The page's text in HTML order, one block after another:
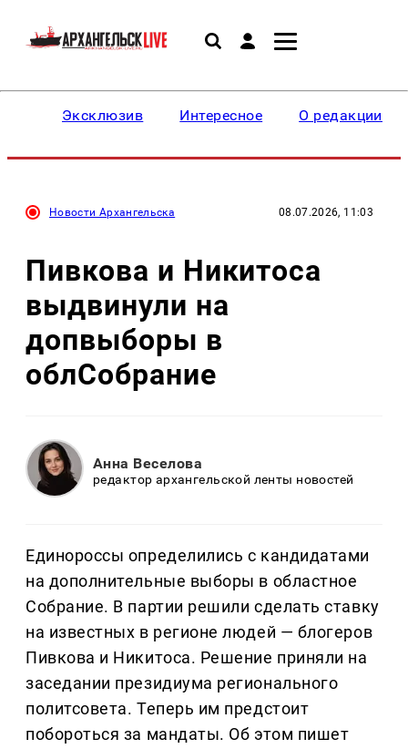
Эксклюзив Интересное О редакции
Новости Архангельска 08.07.2026, 11:03
Пивкова и Никитоса
выдвинули на
допвыборы в
облСобрание
Анна Веселова
редактор архангельской ленты новостей
Единороссы определились с кандидатами
на дополнительные выборы в областное
Собрание. В партии решили сделать ставку
на известных в регионе людей — блогеров
Пивкова и Никитоса. Решение приняли на
заседании президиума регионального
политсовета. Теперь им предстоит
побороться за мандаты. Об этом пишет